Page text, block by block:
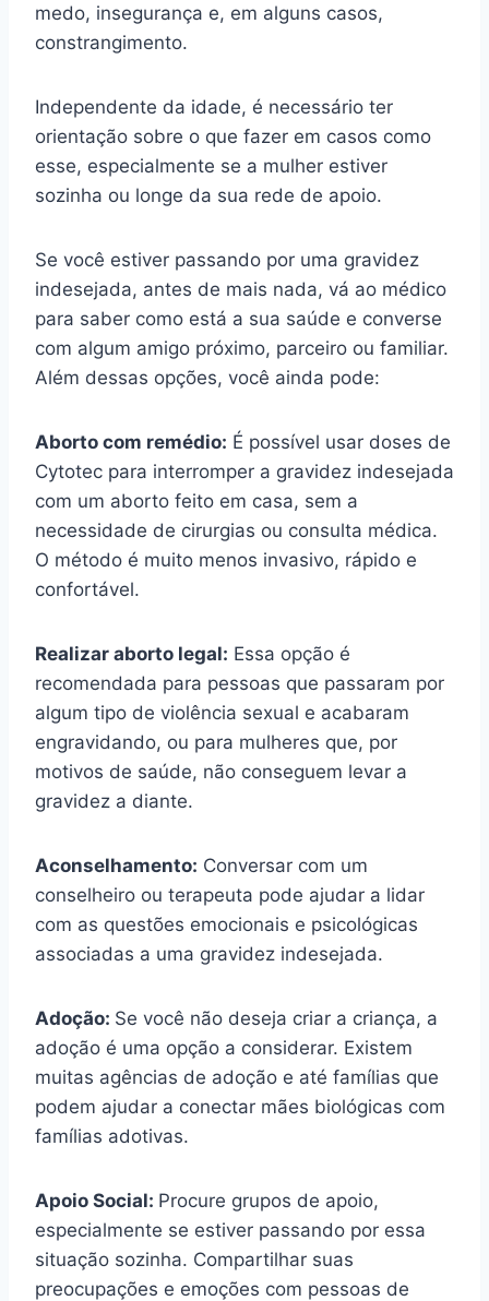
medo, insegurança e, em alguns casos,
constrangimento.
Independente da idade, é necessário ter
orientação sobre o que fazer em casos como
esse, especialmente se a mulher estiver
sozinha ou longe da sua rede de apoio.
Se você estiver passando por uma gravidez
indesejada, antes de mais nada, vá ao médico
para saber como está a sua saúde e converse
com algum amigo próximo, parceiro ou familiar.
Além dessas opções, você ainda pode:
Aborto com remédio: É possível usar doses de
Cytotec para interromper a gravidez indesejada
com um aborto feito em casa, sem a
necessidade de cirurgias ou consulta médica.
O método é muito menos invasivo, rápido e
confortável.
Realizar aborto legal: Essa opção é
recomendada para pessoas que passaram por
algum tipo de violência sexual e acabaram
engravidando, ou para mulheres que, por
motivos de saúde, não conseguem levar a
gravidez a diante.
Aconselhamento: Conversar com um
conselheiro ou terapeuta pode ajudar a lidar
com as questões emocionais e psicológicas
associadas a uma gravidez indesejada.
Adoção: Se você não deseja criar a criança, a
adoção é uma opção a considerar. Existem
muitas agências de adoção e até famílias que
podem ajudar a conectar mães biológicas com
famílias adotivas.
Apoio Social: Procure grupos de apoio,
especialmente se estiver passando por essa
situação sozinha. Compartilhar suas
preocupações e emoções com pessoas de